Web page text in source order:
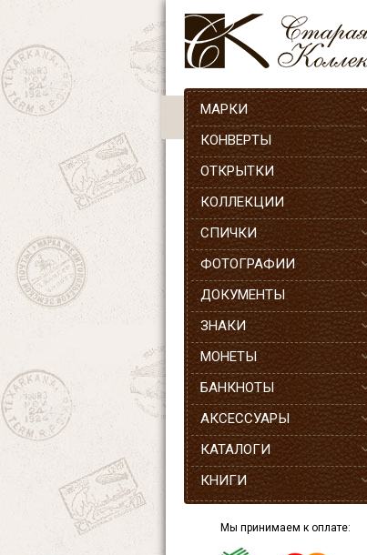
МАРКИ
КОНВЕРТЫ
ОТКРЫТКИ
КОЛЛЕКЦИИ
СПИЧКИ
ФОТОГРАФИИ
ДОКУМЕНТЫ
ЗНАКИ
МОНЕТЫ
БАНКНОТЫ
АКСЕССУАРЫ
КАТАЛОГИ
КНИГИ
Мы принимаем к оплате: